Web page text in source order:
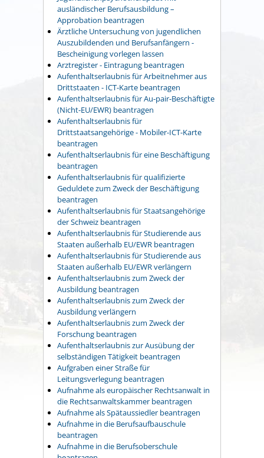
ausländischer Berufsausbildung –
Approbation beantragen
Ärztliche Untersuchung von jugendlichen
Auszubildenden und Berufsanfängern -
Bescheinigung vorlegen lassen
Arztregister - Eintragung beantragen
Aufenthaltserlaubnis für Arbeitnehmer aus
Drittstaaten - ICT-Karte beantragen
Aufenthaltserlaubnis für Au-pair-Beschäftigte
(Nicht-EU/EWR) beantragen
Aufenthaltserlaubnis für
Drittstaatsangehörige - Mobiler-ICT-Karte
beantragen
Aufenthaltserlaubnis für eine Beschäftigung
beantragen
Aufenthaltserlaubnis für qualifizierte
Geduldete zum Zweck der Beschäftigung
beantragen
Aufenthaltserlaubnis für Staatsangehörige
der Schweiz beantragen
Aufenthaltserlaubnis für Studierende aus
Staaten außerhalb EU/EWR beantragen
Aufenthaltserlaubnis für Studierende aus
Staaten außerhalb EU/EWR verlängern
Aufenthaltserlaubnis zum Zweck der
Ausbildung beantragen
Aufenthaltserlaubnis zum Zweck der
Ausbildung verlängern
Aufenthaltserlaubnis zum Zweck der
Forschung beantragen
Aufenthaltserlaubnis zur Ausübung der
selbständigen Tätigkeit beantragen
Aufgraben einer Straße für
Leitungsverlegung beantragen
Aufnahme als europäischer Rechtsanwalt in
die Rechtsanwaltskammer beantragen
Aufnahme als Spätaussiedler beantragen
Aufnahme in die Berufsaufbauschule
beantragen
Aufnahme in die Berufsoberschule